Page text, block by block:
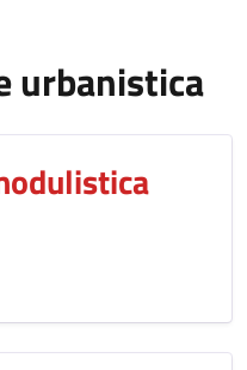
urbanistica